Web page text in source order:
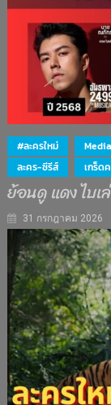
#ละครใหม่
ละคร-ซีรีส์
เกร็ด
ย้อนดู แดง ไบเ
31 กรกฎาคม 2026